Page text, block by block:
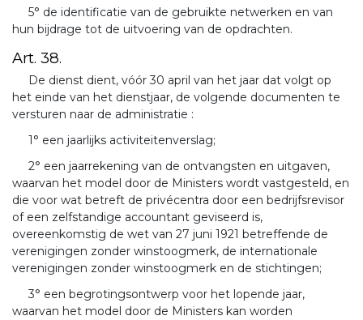
5° de identificatie van de gebruikte netwerken en van
hun bijdrage tot de uitvoering van de opdrachten.
Art. 38.
De dienst dient, vóór 30 april van het jaar dat volgt op
het einde van het dienstjaar, de volgende documenten te
versturen naar de administratie :
1° een jaarlijks activiteitenverslag;
2° een jaarrekening van de ontvangsten en uitgaven,
waarvan het model door de Ministers wordt vastgesteld, en
die voor wat betreft de privécentra door een bedrijfsrevisor
of een zelfstandige accountant geviseerd is,
overeenkomstig de wet van 27 juni 1921 betreffende de
verenigingen zonder winstoogmerk, de internationale
verenigingen zonder winstoogmerk en de stichtingen;
3° een begrotingsontwerp voor het lopende jaar,
waarvan het model door de Ministers kan worden